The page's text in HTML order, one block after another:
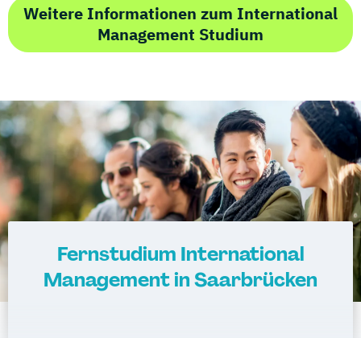
International Management (DE/EN)
Internationales Marketing
Journalismus und digitale Kommunikation
Kindheitspädagogik für Erzieher:innen
Kommunikationsdesign
Kommunikationspsychologie
Kultur- und Medienpädagogik
Leitungshandeln in der Pädagogik
Logistikmanagement Logopädie
Marketing und digitale Medien
Marketingmanagement
Maschinenbau
Weitere Informationen zum International
Management Studium
Fernstudium International
Management in Saarbrücken